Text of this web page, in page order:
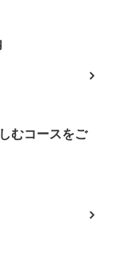
むコースをご